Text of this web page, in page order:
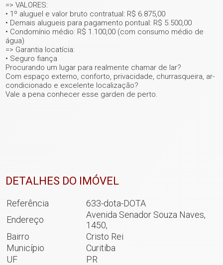
=> VALORES:
• 1º aluguel e valor bruto contratual: R$ 6.875,00
• Demais alugueis para pagamento pontual: R$ 5.500,00
• Condomínio médio: R$ 1.100,00 (com consumo médio de
água)
=> Garantia locatícia:
• Seguro fiança
Procurando um lugar para realmente chamar de lar?
Com espaço externo, conforto, privacidade, churrasqueira, ar-
condicionado e excelente localização?
Vale a pena conhecer esse garden de perto.
DETALHES DO IMÓVEL
Referência
633-dota-DOTA
Endereço
Avenida Senador Souza Naves,
1450,
Bairro
Cristo Rei
Município
Curitiba
UF
PR